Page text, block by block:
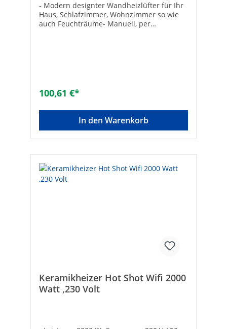
- Modern designter Wandheizlüfter für Ihr
Haus, Schlafzimmer, Wohnzimmer so wie
auch Feuchträume- Manuell, per
Schutzklasse: IPX2- Gebläsestufen: 2-
Leistungsaufnahme: 2000 W- 2 Heizstufen:
100 mm Montageart: WandgerätSchutzart
(IP): IPX2Leistung [W]: 2.000Spannung [V]:
230Tiefe [mm]: 100Gewicht [kg]: 2,4Farbe:
weißOffenes-Fenster-Erkennung: -Mit
Überhitzungsschutz:
✓Frostschutzschaltung: -Mit
Fernbedienung: ✓Bedienung über App: ✓
100,61 €*
In den Warenkorb
Keramikheizer Hot Shot Wifi 2000
Watt ,230 Volt